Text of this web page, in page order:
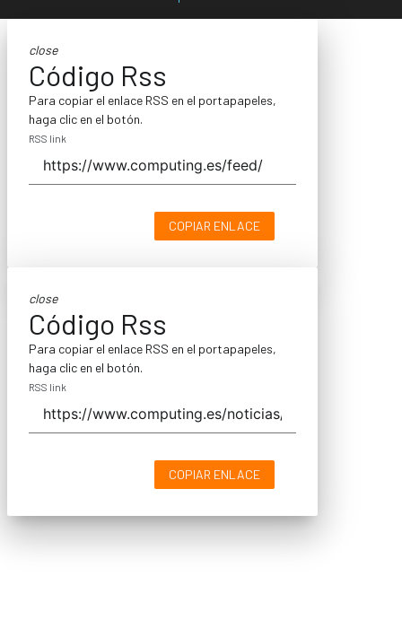
close
Código Rss
Para copiar el enlace RSS en el portapapeles,
haga clic en el botón.
RSS link
COPIAR ENLACE
close
Código Rss
Para copiar el enlace RSS en el portapapeles,
haga clic en el botón.
RSS link
COPIAR ENLACE